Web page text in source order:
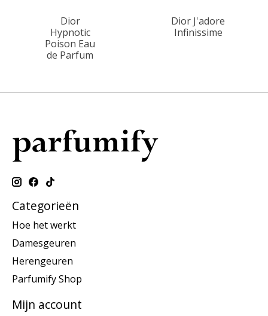
Dior
Hypnotic
Poison Eau
de Parfum
Dior J'adore
Infinissime
Categorieën
Hoe het werkt
Damesgeuren
Herengeuren
Parfumify Shop
Mijn account